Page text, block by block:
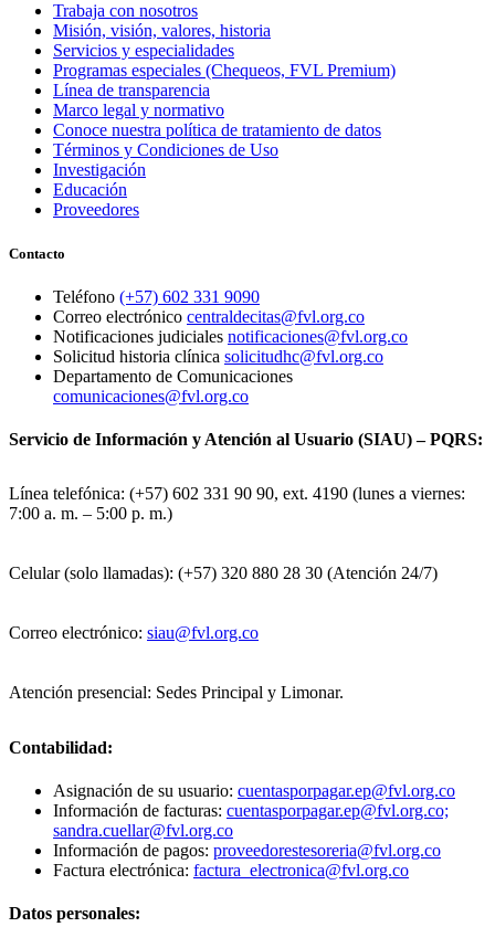
Trabaja con nosotros
Misión, visión, valores, historia
Servicios y especialidades
Programas especiales (Chequeos, FVL Premium)
Línea de transparencia
Marco legal y normativo
Conoce nuestra política de tratamiento de datos
Términos y Condiciones de Uso
Investigación
Educación
Proveedores
Contacto
Teléfono (+57) 602 331 9090
Correo electrónico centraldecitas@fvl.org.co
Notificaciones judiciales notificaciones@fvl.org.co
Solicitud historia clínica solicitudhc@fvl.org.co
Departamento de Comunicaciones
comunicaciones@fvl.org.co
Servicio de Información y Atención al Usuario (SIAU) – PQRS:
Línea telefónica: (+57) 602 331 90 90, ext. 4190 (lunes a viernes:
7:00 a. m. – 5:00 p. m.)
Celular (solo llamadas): (+57) 320 880 28 30 (Atención 24/7)
Correo electrónico: siau@fvl.org.co
Atención presencial: Sedes Principal y Limonar.
Contabilidad:
Asignación de su usuario: cuentasporpagar.ep@fvl.org.co
Información de facturas: cuentasporpagar.ep@fvl.org.co;
sandra.cuellar@fvl.org.co
Información de pagos: proveedorestesoreria@fvl.org.co
Factura electrónica: factura_electronica@fvl.org.co
Datos personales: